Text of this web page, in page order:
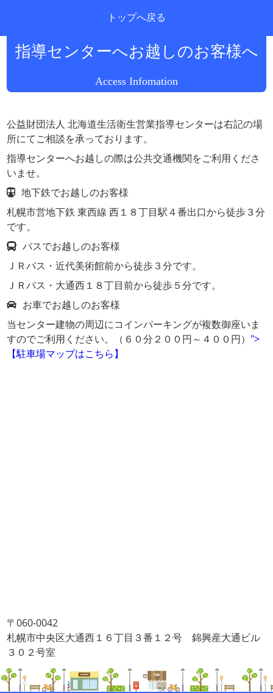
トップへ戻る
指導センターへお越しのお客様へ
Access Infomation
公益財団法人 北海道生活衛生営業指導センターは右記の場
所にてご相談を承っております。
指導センターへお越しの際は公共交通機関をご利用くださ
いませ。
地下鉄でお越しのお客様
札幌市営地下鉄 東西線 西１８丁目駅４番出口から徒歩３分
です。
バスでお越しのお客様
ＪＲバス・近代美術館前から徒歩３分です。
ＪＲバス・大通西１８丁目前から徒歩５分です。
お車でお越しのお客様
当センター建物の周辺にコインパーキングが複数御座いま
すのでご利用ください。（６０分２００円～４００円） ">
【駐車場マップはこちら】
〒060-0042
札幌市中央区大通西１６丁目３番１２号 錦興産大通ビル
３０２号室